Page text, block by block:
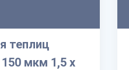
теплиц
мкм 1,5 х